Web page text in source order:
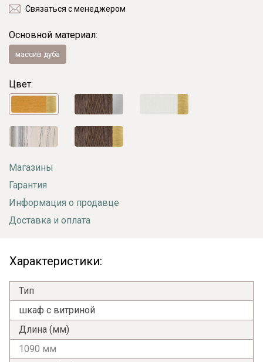
Связаться с менеджером
Основной материал:
массив дуба
Цвет:
Магазины
Гарантия
Информация о продавце
Доставка и оплата
Характеристики:
Тип
шкаф с витриной
Длина (мм)
1090 мм